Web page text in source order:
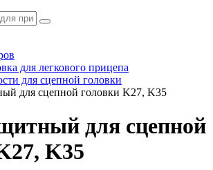
для легкового прицепа
для сцепной головки
для сцепной головки K27, K35
для сцепной
K35